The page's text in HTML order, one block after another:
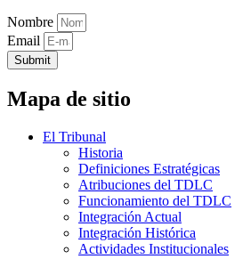
Nombre
Email
Submit
Mapa de sitio
El Tribunal
Historia
Definiciones Estratégicas
Atribuciones del TDLC
Funcionamiento del TDLC
Integración Actual
Integración Histórica
Actividades Institucionales